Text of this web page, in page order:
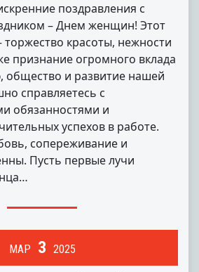
поздравления с
– Днем женщин! Этот
красоты, нежности
признание огромного вклада
и развитие нашей
справляетесь с
обязанностями и
успехов в работе.
сопереживание и
Пусть первые лучи
МАР 3 2025